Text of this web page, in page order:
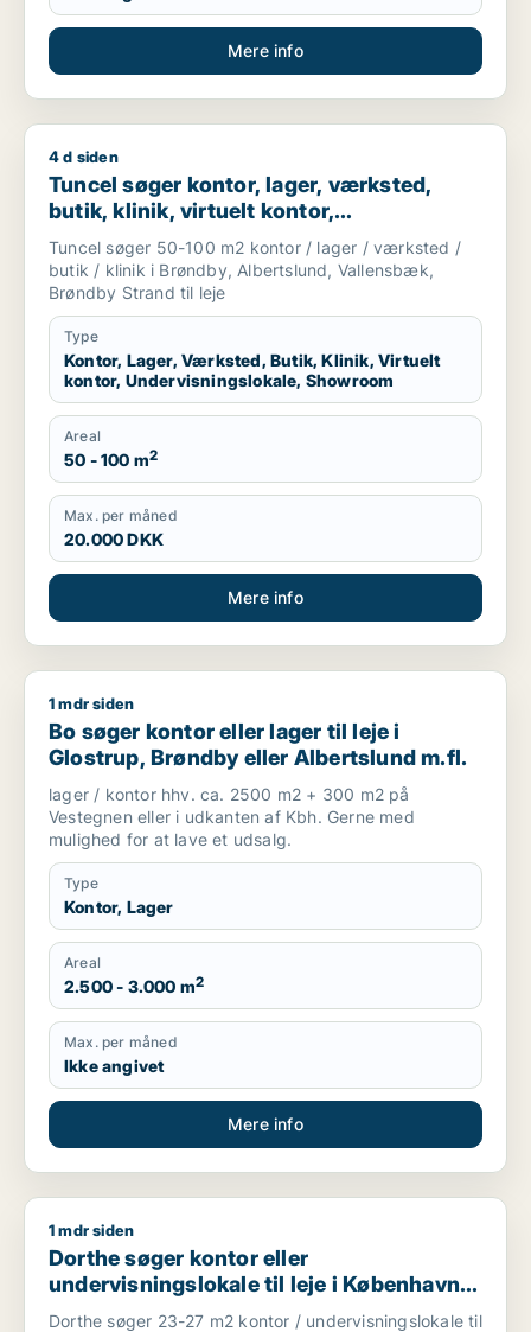
Mere info
Tuncel søger kontor, lager, værksted, butik, klinik, virtuelt
4 d siden
Tuncel søger kontor, lager, værksted,
butik, klinik, virtuelt kontor,
undervisningslokale eller showroom til
leje i Brøndby, Albertslund eller
Vallensbæk
Tuncel søger 50-100 m2 kontor / lager / værksted /
butik / klinik i Brøndby, Albertslund, Vallensbæk,
Brøndby Strand til leje
Type
Kontor, Lager, Værksted, Butik, Klinik, Virtuelt
kontor, Undervisningslokale, Showroom
Areal
50 - 100 m2
Max. per måned
20.000 DKK
Mere info
Bo søger kontor eller lager til leje i Glostrup, Brøndby eller
1 mdr siden
Bo søger kontor eller lager til leje i
Glostrup, Brøndby eller Albertslund m.fl.
lager / kontor hhv. ca. 2500 m2 + 300 m2 på
Vestegnen eller i udkanten af Kbh. Gerne med
mulighed for at lave et udsalg.
Type
Kontor, Lager
Areal
2.500 - 3.000 m2
Max. per måned
Ikke angivet
Mere info
Dorthe søger kontor eller undervisningslokale til leje i
1 mdr siden
Dorthe søger kontor eller
undervisningslokale til leje i København
SV, Valby eller Brøndby m.fl.
Dorthe søger 23-27 m2 kontor / undervisningslokale til